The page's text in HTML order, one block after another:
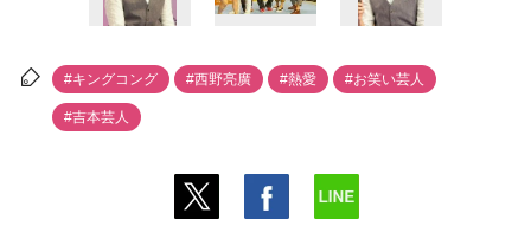
#キングコング #西野亮廣 #熱愛 #お笑い芸人
#吉本芸人